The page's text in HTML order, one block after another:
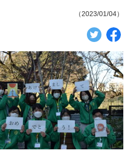
（2023/01/04）